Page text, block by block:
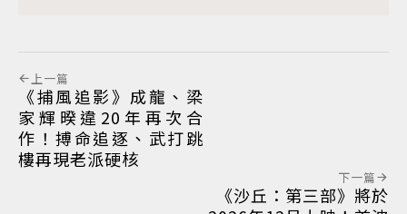
上一篇
《捕風追影》成龍、梁
家輝暌違20年再次合
作！搏命追逐、武打跳
樓再現老派硬核
下一篇
《沙丘：第三部》將於